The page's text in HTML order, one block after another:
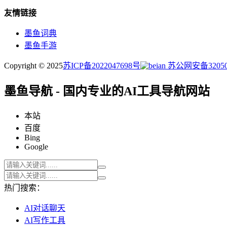
友情链接
墨鱼词典
墨鱼手游
Copyright © 2025苏ICP备2022047698号 苏公网安备
墨鱼导航 - 国内专业的AI工具导航网站
本站
百度
Bing
Google
热门搜索：
AI对话聊天
AI写作工具